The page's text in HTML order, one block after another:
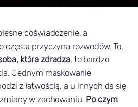
doświadczenie, a
częsta przyczyna rozwodów. To,
która zdradza, to bardzo
Jednym maskowanie
z łatwością, a u innych da się
w zachowaniu. Po czym